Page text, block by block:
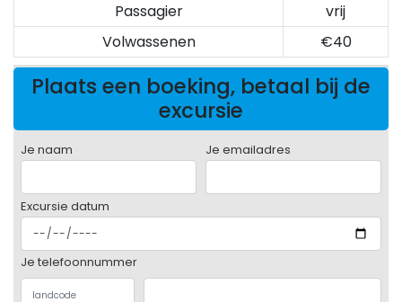
Passagier
vrij
Volwassenen
€40
Plaats een boeking, betaal bij de
excursie
Je naam Je emailadres
Excursie datum
Je telefoonnummer